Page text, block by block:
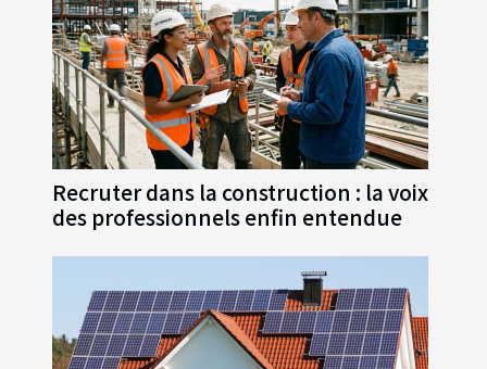
Recruter dans la construction : la voix
des professionnels enfin entendue